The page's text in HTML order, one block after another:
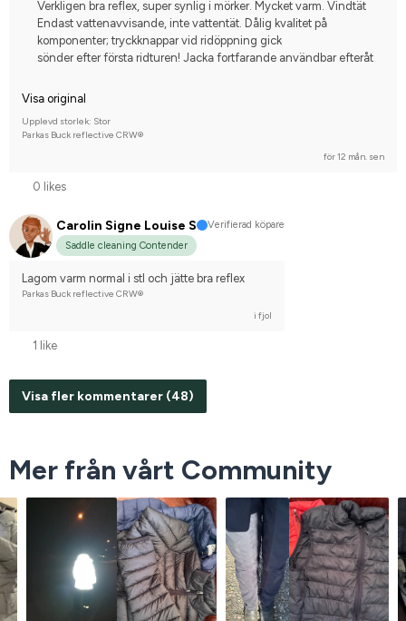
Verkligen bra reflex, super synlig i mörker. Mycket varm. Vindtät
Endast vattenavvisande, inte vattentät. Dålig kvalitet på
komponenter; tryckknappar vid ridöppning gick
sönder efter första ridturen! Jacka fortfarande användbar efteråt
Visa original
Upplevd storlek: Stor
Parkas Buck reflective CRW®
för 12 mån. sen
0 likes
Carolin Signe Louise S
Verifierad köpare
Saddle cleaning Contender
Lagom varm normal i stl och jätte bra reflex
Parkas Buck reflective CRW®
i fjol
1 like
Visa fler kommentarer (48)
Mer från vårt Community